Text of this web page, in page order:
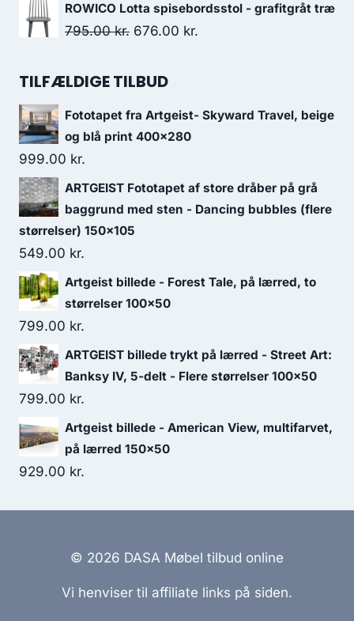
ROWICO Lotta spisebordsstol - grafitgråt træ
795.00kr. 676.00 kr.
TILFÆLDIGE TILBUD
Fototapet fra Artgeist- Skyward Travel, beige
og blå print 400x280
999.00 kr.
ARTGEIST Fototapet af store dråber på grå
baggrund med sten - Dancing bubbles (flere
størrelser) 150x105
549.00 kr.
Artgeist billede - Forest Tale, på lærred, to
størrelser 100x50
799.00 kr.
ARTGEIST billede trykt på lærred - Street Art:
Banksy IV, 5-delt - Flere størrelser 100x50
799.00 kr.
Artgeist billede - American View, multifarvet,
på lærred 150x50
929.00 kr.
© 2026 DASA Møbel tilbud online
Vi henviser til affiliate links på siden.